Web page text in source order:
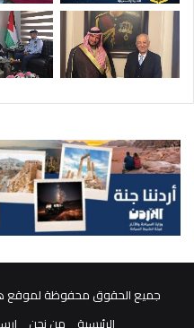
جميع الحقوق محفوظة لموقع هرمنا 2026 |